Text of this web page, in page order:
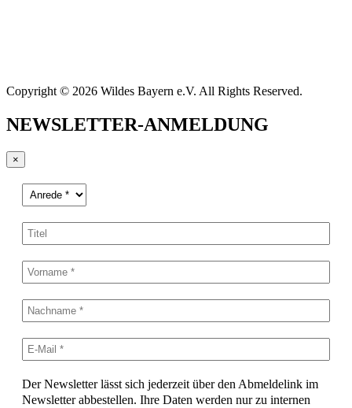
Copyright © 2026 Wildes Bayern e.V. All Rights Reserved.
NEWSLETTER-ANMELDUNG
×
Der Newsletter lässt sich jederzeit über den Abmeldelink im
Newsletter abbestellen. Ihre Daten werden nur zu internen